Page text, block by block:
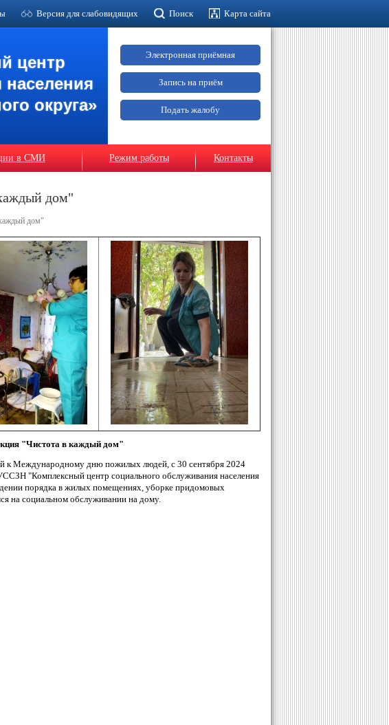
Версия для слабовидящих Поиск Карта сайта
центр
округа»
Электронная приёмная
Запись на приём
Подать жалобу
в СМИ Режим работы Контакты
дом"
дом"
"Чистота в каждый дом"
к Международному дню пожилых людей, с 30 сентября 2024
"Комплексный центр социального обслуживания населения
порядка в жилых помещениях, уборке придомовых
на социальном обслуживании на дому.